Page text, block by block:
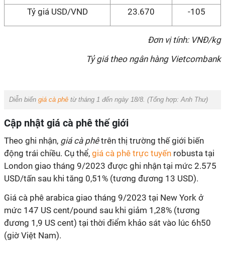
Tỷ giá USD/VND 23.670 -105
Đơn vị tính: VNĐ/kg
Tỷ giá theo ngân hàng Vietcombank
Diễn biến giá cà phê từ tháng 1 đến ngày 18/8. (Tổng hợp:Anh Thư)
Cập nhật giá cà phê thế giới
Theo ghi nhận, giá cà phêtrên thị trường thế giới biến
động trái chiều. Cụ thể, giá cà phê trực tuyến robusta tại
London giao tháng 9/2023 được ghi nhận tại mức 2.575
USD/tấn sau khi tăng 0,51% (tương đương 13 USD).
Giá cà phê arabica giao tháng 9/2023 tại New York ở
mức 147 US cent/pound sau khi giảm 1,28% (tương
đương 1,9 US cent) tại thời điểm khảo sát vào lúc 6h50
(giờ Việt Nam).